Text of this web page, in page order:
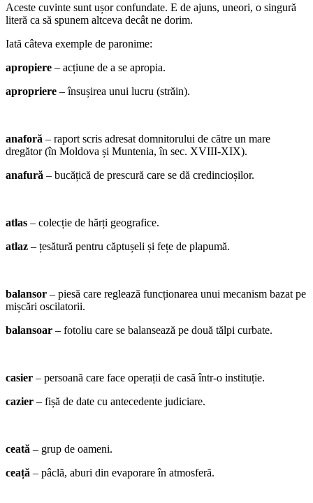
Aceste cuvinte sunt ușor confundate. E de ajuns, uneori, o singură
literă ca să spunem altceva decât ne dorim.
Iată câteva exemple de paronime:
apropiere – acțiune de a se apropia.
apropriere – însușirea unui lucru (străin).
anaforă – raport scris adresat domnitorului de către un mare
dregător (în Moldova și Muntenia, în sec. XVIII-XIX).
anafură – bucățică de prescură care se dă credincioșilor.
atlas – colecție de hărți geografice.
atlaz – țesătură pentru căptușeli și fețe de plapumă.
balansor – piesă care reglează funcționarea unui mecanism bazat pe
mișcări oscilatorii.
balansoar – fotoliu care se balansează pe două tălpi curbate.
casier – persoană care face operații de casă într-o instituție.
cazier – fișă de date cu antecedente judiciare.
ceată – grup de oameni.
ceață – pâclă, aburi din evaporare în atmosferă.